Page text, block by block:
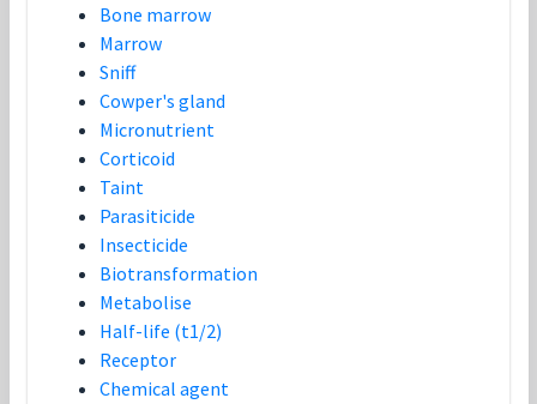
Bone marrow
Marrow
Sniff
Cowper's gland
Micronutrient
Corticoid
Taint
Parasiticide
Insecticide
Biotransformation
Metabolise
Half-life (t1/2)
Receptor
Chemical agent